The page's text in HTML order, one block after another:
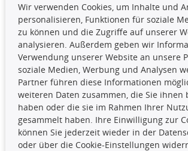
Die hier
insbesondere die
dürfen nicht kopiert
unterlassen, die Daten oder die gesamte
vorherige Zustimmung TecDocs zu
verbreiten und/oder diese Handlungen
zu lassen. Ein Zuwiderhandeln stellt eine
Urheberrechtsverletzung dar und wird
Kontakt
Wir verwenden Cookies, um Inhalte und
personalisieren, Funktionen für soziale
zu können und die Zugriffe auf unserer
analysieren. Außerdem geben wir
Verwendung unserer Website an unsere
soziale Medien, Werbung und Analysen
Partner führen diese Informationen
weiteren Daten zusammen, die Sie ihnen
haben oder die sie im Rahmen Ihrer
gesammelt haben. Ihre Einwilligung zur
können Sie jederzeit wieder in der
oder über die Cookie-Einstellungen